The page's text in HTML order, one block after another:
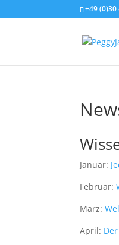
+49 (0)30
Januar:
Februar:
März:
April: